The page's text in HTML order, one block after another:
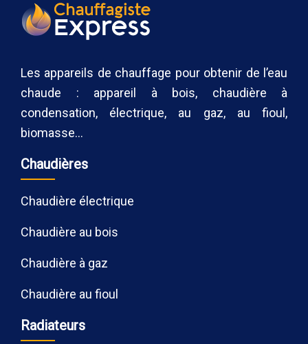
Les appareils de chauffage pour obtenir de l’eau
chaude : appareil à bois, chaudière à
condensation, électrique, au gaz, au fioul,
biomasse…
Chaudières
Chaudière électrique
Chaudière au bois
Chaudière à gaz
Chaudière au fioul
Radiateurs